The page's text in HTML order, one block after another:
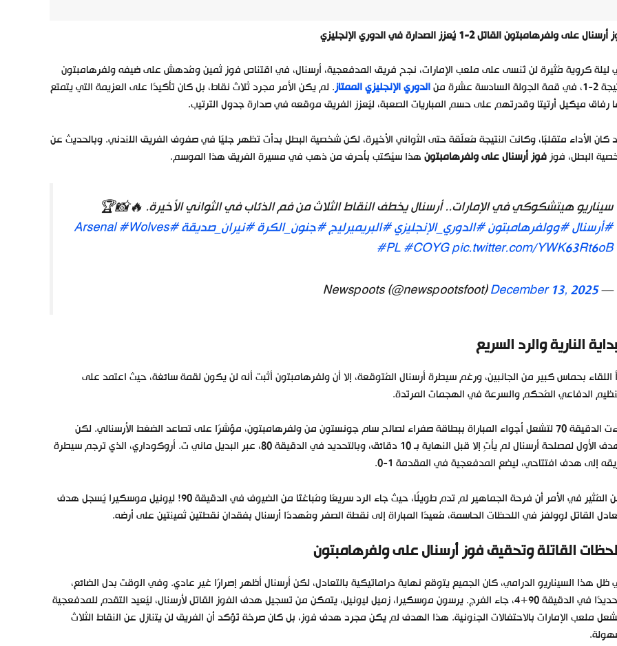
على ولفرهامبتون القاتل 2-1 يُعزز الصدارة في الدوري الإنجليزي
ليلة كروية مُثيرة لن تُنسى على ملعب الإمارات، نجح فريق المدفعجية، أرسنال، في اقتناص فوز ثمين ومُدهش على ضيفه ولفرهامبتون
السادسة عشرة من
الدوري الإنجليزي الممتاز. لم يكن الأمر مجرد ثلاث نقاط، بل كان تأكيدًا على العزيمة التي يتمتع
رفاق ميكيل أرتيتا وقدرتهم على حسم المباريات الصعبة، ليُعزز الفريق موقعه في صدارة جدول الترتيب.
كان الأداء متقلبًا، وكانت النتيجة مُعلّقة حتى الثواني الأخيرة، لكن شخصية البطل بدأت تظهر جليًا في صفوف الفريق اللندني. وبالحديث عن
البطل، فوزفوز أرسنال على ولفرهامبتونهذا سيُكتب بأحرف من ذهب في مسيرة الفريق هذا الموسم.
سيناريو هيتشكوكي في الإمارات.. أرسنال يخطف النقاط الثلاث من فم الذئاب في الثواني الأخيرة. 🔥📸🏆
#أرسنال#وولفرهامبتون#الدوري_الإنجليزي#البريميرليج#جنون_الكرة#نيران_صديقة#Arsenal
#Wolves
#PL#COYGpic.twitter.com/YWK63Rt6oB
— Newspoots (@newspootsfoot)
December 13, 2025
النارية والرد السريع
اللقاء بحماس كبير من الجانبين، ورغم سيطرة أرسنال المُتوقعة، إلا أن ولفرهامبتون أثبت أنه لن يكون لقمة سائغة، حيث اعتمد على
الدفاعي المُحكم والسرعة في الهجمات المرتدة.
جاءت الدقيقة 70 لتشعل أجواء المباراة ببطاقة صفراء لصالح سام جونستون من ولفرهامبتون، مؤشرًا على تصاعد الضغط الأرسنالي. لكن
الهدف الأول لمصلحة أرسنال لم يأتِ إلا قبل النهاية بـ 10 دقائق، وبالتحديد في الدقيقة 80، عبر البديل ماني ت. أروكوداري، الذي ترجم سيطرة
إلى هدف افتتاحي، ليضع المدفعجية في المقدمة 1-0.
لكن المُثير في الأمر أن فرحة الجماهير لم تدم طويلًا، حيث جاء الرد سريعًا ومُباغتًا من الضيوف في الدقيقة 90! ليونيل موسكيرا يُسجل هدف
القاتل لوولفز في اللحظات الحاسمة، مُعيدًا المباراة إلى نقطة الصفر ومُهددًا أرسنال بفقدان نقطتين ثمينتين على أرضه.
القاتلة وتحقيق فوز أرسنال على ولفرهامبتون
هذا السيناريو الدرامي، كان الجميع يتوقع نهاية دراماتيكية بالتعادل، لكن أرسنال أظهر إصرارًا غير عادي. وفي الوقت بدل الضائع،
وتحديدًا في الدقيقة 90+4، جاء الفرج. يرسون موسكيرا، زميل ليونيل، يتمكن من تسجيل هدف الفوز القاتل لأرسنال، ليُعيد التقدم للمدفعجية
ملعب الإمارات بالاحتفالات الجنونية. هذا الهدف لم يكن مجرد هدف فوز، بل كان صرخة تُؤكد أن الفريق لن يتنازل عن النقاط الثلاث